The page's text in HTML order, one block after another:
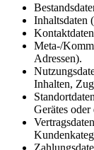
Inhaltsdaten
Meta-/
Adressen).
Inhalten,
Gerätes oder